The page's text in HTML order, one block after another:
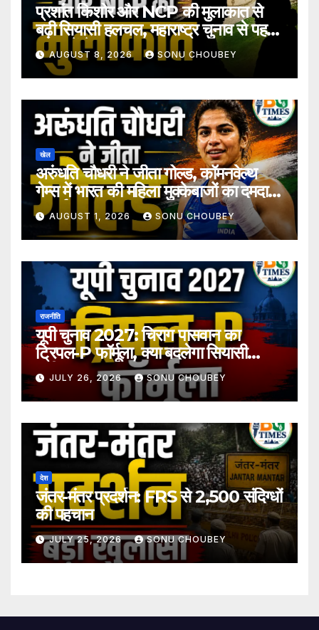
प्रशांत किशोर और NCP की मुलाकात से
बढ़ी सियासी हलचल, महाराष्ट्र चुनाव से पहले
अटकलें तेज
AUGUST 8, 2026 SONU CHOUBEY
खेल
अरुंधति चौधरी ने जीता गोल्ड, कॉमनवेल्थ
गेम्स में भारत की महिला मुक्केबाजों का दमदार
प्रदर्शन
AUGUST 1, 2026 SONU CHOUBEY
राजनीति
यूपी चुनाव 2027: चिराग पासवान का
ट्रिपल-P फॉर्मूला, क्या बदलेगा सियासी
समीकरण?
JULY 26, 2026 SONU CHOUBEY
देश
जंतर-मंतर प्रदर्शन: FRS से 2,500 संदिग्धों
की पहचान
JULY 25, 2026 SONU CHOUBEY